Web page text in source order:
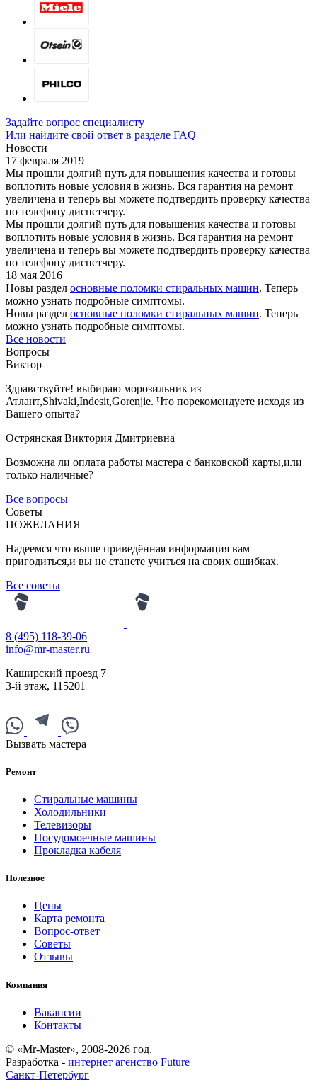
Задайте вопрос специалисту
Или найдите свой ответ в разделе FAQ
Новости
17 февраля 2019
Мы прошли долгий путь для повышения качества и готовы
воплотить новые условия в жизнь. Вся гарантия на ремонт
увеличена и теперь вы можете подтвердить проверку качества
по телефону диспетчеру.
Мы прошли долгий путь для повышения качества и готовы
воплотить новые условия в жизнь. Вся гарантия на ремонт
увеличена и теперь вы можете подтвердить проверку качества
по телефону диспетчеру.
18 мая 2016
Новы раздел основные поломки стиральных машин. Теперь
можно узнать подробные симптомы.
Новы раздел основные поломки стиральных машин. Теперь
можно узнать подробные симптомы.
Все новости
Вопросы
Виктор
Здравствуйте! выбираю морозильник из
Атлант,Shivaki,Indesit,Gorenjie. Что порекомендуете иcходя из
Вашего опыта?
Острянская Виктория Дмитриевна
Возможна ли оплата работы мастера с банковской карты,или
только наличные?
Все вопросы
Советы
ПОЖЕЛАНИЯ
Надеемся что выше приведённая информация вам
пригодиться,и вы не станете учиться на своих ошибках.
Все советы
8 (495) 118-39-06
info@mr-master.ru
Каширский проезд 7
3-й этаж, 115201
Вызвать мастера
Ремонт
Стиральные машины
Холодильники
Телевизоры
Посудомоечные машины
Прокладка кабеля
Полезное
Цены
Карта ремонта
Вопрос-ответ
Советы
Отзывы
Компания
Вакансии
Контакты
© «Mr-Master», 2008-2026 год.
Разработка - интернет агенство Future
Санкт-Петербург